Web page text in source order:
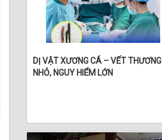
DỊ VẬT XƯƠNG CÁ – VẾT THƯƠNG
NHỎ, NGUY HIỂM LỚN